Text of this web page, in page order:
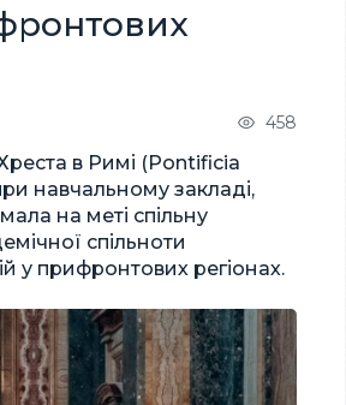
458
Хреста в Римі (Pontificia
навчальному закладі,
на меті спільну
спільноти
у прифронтових регіонах.